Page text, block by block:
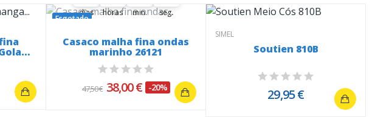
dias horas min. seg.
Esgotado
Casaco malha fina ondas
marinho 26121
47,50 € 38,00 € -20%
SIMEL
Soutien 810B
29,95 €